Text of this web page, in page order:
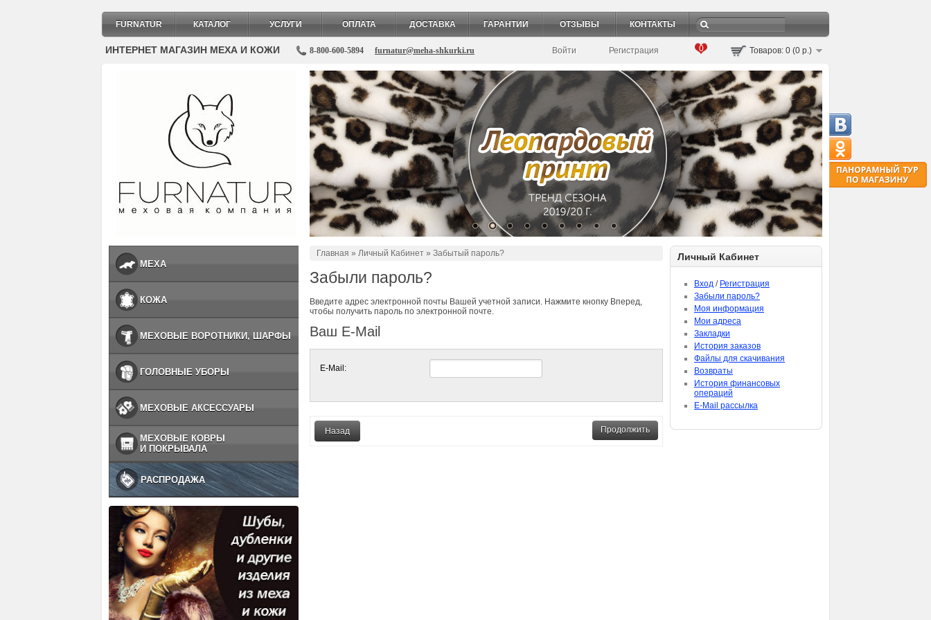
FURNATUR КАТАЛОГ УСЛУГИ ОПЛАТА ДОСТАВКА ГАРАНТИИ ОТЗЫВЫ КОНТАКТЫ
ИНТЕРНЕТ МАГАЗИН МЕХА И КОЖИ 8-800-600-5894 furnatur@meha-shkurki.ru Войти Регистрация 0 Товаров: 0 (0 р.)
МЕХА
КОЖА
МЕХОВЫЕ ВОРОТНИКИ, ШАРФЫ
ГОЛОВНЫЕ УБОРЫ
МЕХОВЫЕ АКСЕССУАРЫ
МЕХОВЫЕ КОВРЫ
И ПОКРЫВАЛА
РАСПРОДАЖА
Личный Кабинет
Вход / Регистрация
Забыли пароль?
Моя информация
Мои адреса
Закладки
История заказов
Файлы для скачивания
Возвраты
История финансовых
операций
E-Mail рассылка
Главная » Личный Кабинет » Забытый пароль?
Забыли пароль?
Введите адрес электронной почты Вашей учетной записи. Нажмите кнопку Вперед,
чтобы получить пароль по электронной почте.
Ваш E-Mail
E-Mail:
Назад